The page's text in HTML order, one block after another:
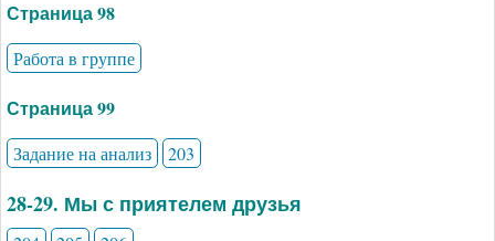
Страница 98
Работа в группе
Страница 99
Задание на анализ 203
28-29. Мы с приятелем друзья